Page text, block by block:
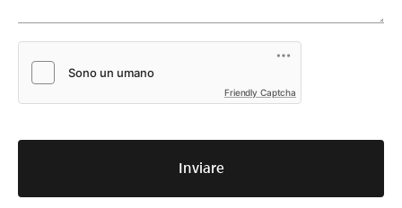
Friendly Captcha
Inviare